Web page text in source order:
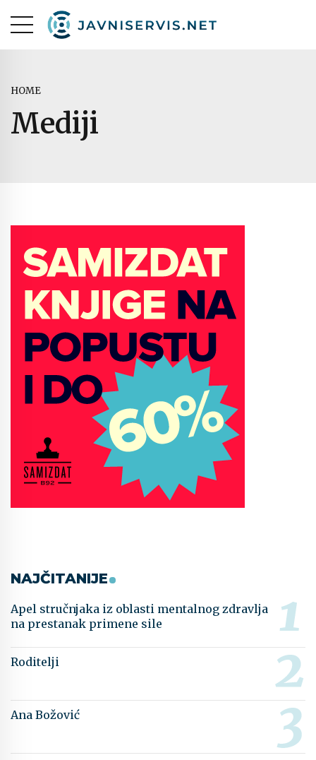
HOME
Mediji
NAJČITANIJE
Apel stručnjaka iz oblasti mentalnog zdravlja
na prestanak primene sile
Roditelji
Ana Božović